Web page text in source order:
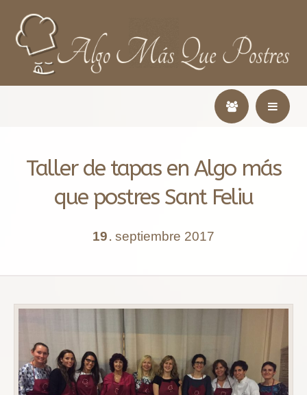
Taller de tapas en Algo más
que postres Sant Feliu
19 . septiembre 2017